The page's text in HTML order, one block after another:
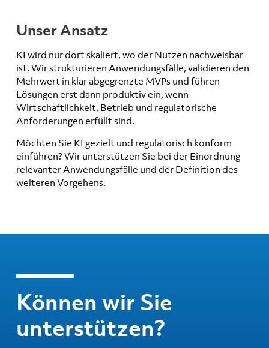
Unser Ansatz
KI wird nur dort skaliert, wo der Nutzen nachweisbar
ist. Wir strukturieren Anwendungsfälle, validieren den
Mehrwert in klar abgegrenzte MVPs und führen
Lösungen erst dann produktiv ein, wenn
Wirtschaftlichkeit, Betrieb und regulatorische
Anforderungen erfüllt sind.
Möchten Sie KI gezielt und regulatorisch konform
einführen? Wir unterstützen Sie bei der Einordnung
relevanter Anwendungsfälle und der Definition des
weiteren Vorgehens.
Können wir Sie
unterstützen?